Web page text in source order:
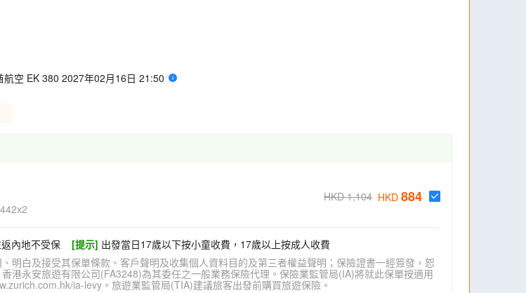
航空 EK 380 2027年02月16日 21:50
HKD 1,104 HKD 884
內地不受保 [提示] 出發當日17歲以下按小童收費，17歲以上按成人收費
明白及接受其保單條款、客戶聲明及收集個人資料目的及第三者權益聲明；保險證書一經簽發，恕
港永安旅遊有限公司(FA3248)為其委任之一般業務保險代理。保險業監管局(IA)將就此保單按適用
ia-levy。旅遊業監管局(TIA)建議旅客出發前購買旅遊保險。